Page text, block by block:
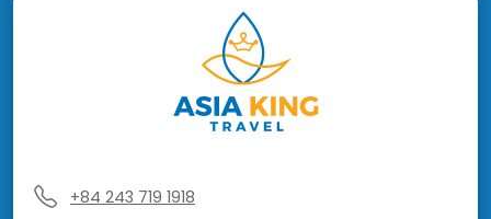
+84 243 719 1918